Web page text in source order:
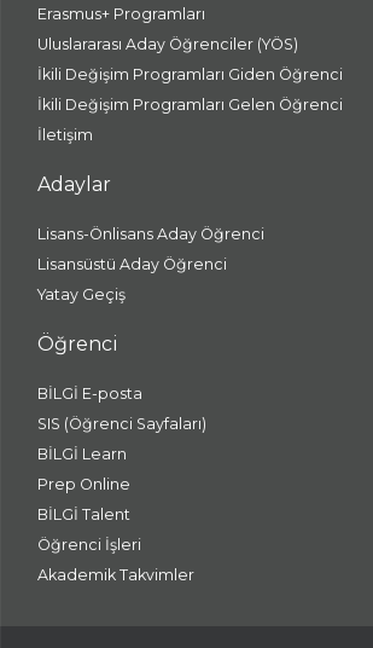
Erasmus+ Programları
Uluslararası Aday Öğrenciler (YÖS)
İkili Değişim Programları Giden Öğrenci
İkili Değişim Programları Gelen Öğrenci
İletişim
Adaylar
Lisans-Önlisans Aday Öğrenci
Lisansüstü Aday Öğrenci
Yatay Geçiş
Öğrenci
BİLGİ E-posta
SIS (Öğrenci Sayfaları)
BİLGİ Learn
Prep Online
BİLGİ Talent
Öğrenci İşleri
Akademik Takvimler